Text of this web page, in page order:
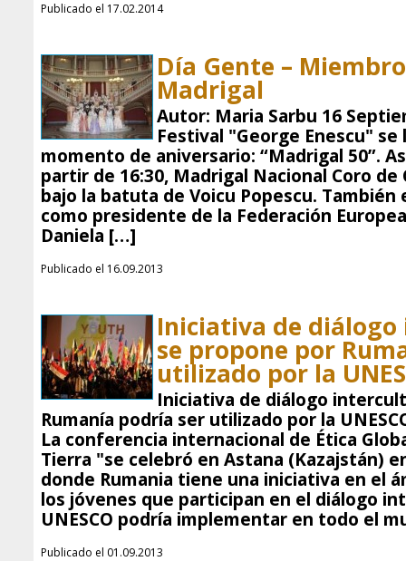
Publicado el 17.02.2014
Día Gente –
Madrigal
Autor: Maria Sarbu 16
Festival "George Enescu" se
momento de aniversario: “Madrigal 50”.
partir de 16:30, Madrigal Nacional Coro
bajo la batuta de Voicu Popescu.
como presidente de la Federación Europea
Daniela […]
Publicado el 16.09.2013
Iniciativa de
se propone por
utilizado por la
Iniciativa de diálogo
Rumanía podría ser utilizado por la
La conferencia internacional de Ética
Tierra "se celebró en Astana (Kazajstán)
donde Rumania tiene una iniciativa en el
los jóvenes que participan en el diálogo
UNESCO podría implementar en todo el
Publicado el 01.09.2013